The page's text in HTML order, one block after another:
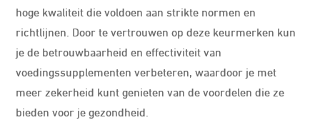
hoge kwaliteit die voldoen aan strikte normen en
richtlijnen. Door te vertrouwen op deze keurmerken kun
je de betrouwbaarheid en effectiviteit van
voedingssupplementen verbeteren, waardoor je met
meer zekerheid kunt genieten van de voordelen die ze
bieden voor je gezondheid.